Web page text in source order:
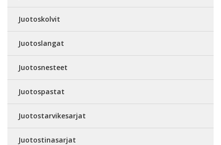
Juotoskolvit
Juotoslangat
Juotosnesteet
Juotospastat
Juotostarvikesarjat
Juotostinasarjat